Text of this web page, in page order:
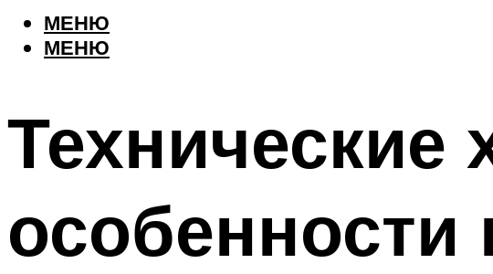
МЕНЮ
МЕНЮ
Технические
особенности